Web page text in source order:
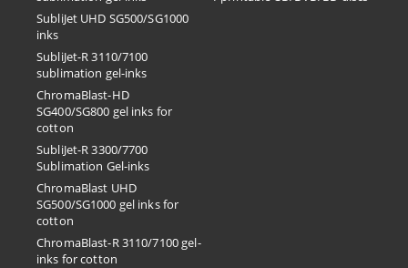
SubliJet UHD SG500/SG1000
inks
SubliJet-R 3110/7100
sublimation gel-inks
ChromaBlast-HD
SG400/SG800 gel inks for
cotton
SubliJet-R 3300/7700
Sublimation Gel-inks
ChromaBlast UHD
SG500/SG1000 gel inks for
cotton
ChromaBlast-R 3110/7100 gel-
inks for cotton